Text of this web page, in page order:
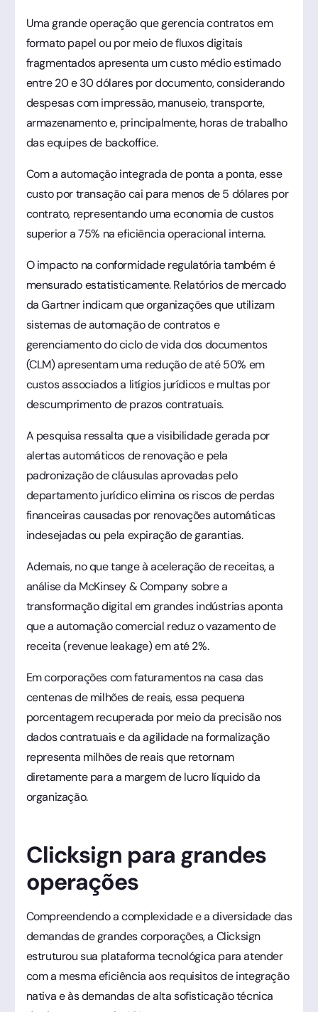
Uma grande operação que gerencia contratos em
formato papel ou por meio de fluxos digitais
fragmentados apresenta um custo médio estimado
entre 20 e 30 dólares por documento, considerando
despesas com impressão, manuseio, transporte,
armazenamento e, principalmente, horas de trabalho
das equipes de backoffice.
Com a automação integrada de ponta a ponta, esse
custo por transação cai para menos de 5 dólares por
contrato, representando uma economia de custos
superior a 75% na eficiência operacional interna.
O impacto na conformidade regulatória também é
mensurado estatisticamente. Relatórios de mercado
da Gartner indicam que organizações que utilizam
sistemas de automação de contratos e
gerenciamento do ciclo de vida dos documentos
(CLM) apresentam uma redução de até 50% em
custos associados a litígios jurídicos e multas por
descumprimento de prazos contratuais.
A pesquisa ressalta que a visibilidade gerada por
alertas automáticos de renovação e pela
padronização de cláusulas aprovadas pelo
departamento jurídico elimina os riscos de perdas
financeiras causadas por renovações automáticas
indesejadas ou pela expiração de garantias.
Ademais, no que tange à aceleração de receitas, a
análise da McKinsey & Company sobre a
transformação digital em grandes indústrias aponta
que a automação comercial reduz o vazamento de
receita (revenue leakage) em até 2%.
Em corporações com faturamentos na casa das
centenas de milhões de reais, essa pequena
porcentagem recuperada por meio da precisão nos
dados contratuais e da agilidade na formalização
representa milhões de reais que retornam
diretamente para a margem de lucro líquido da
organização.
Clicksign para grandes
operações
Compreendendo a complexidade e a diversidade das
demandas de grandes corporações, a Clicksign
estruturou sua plataforma tecnológica para atender
com a mesma eficiência aos requisitos de integração
nativa e às demandas de alta sofisticação técnica